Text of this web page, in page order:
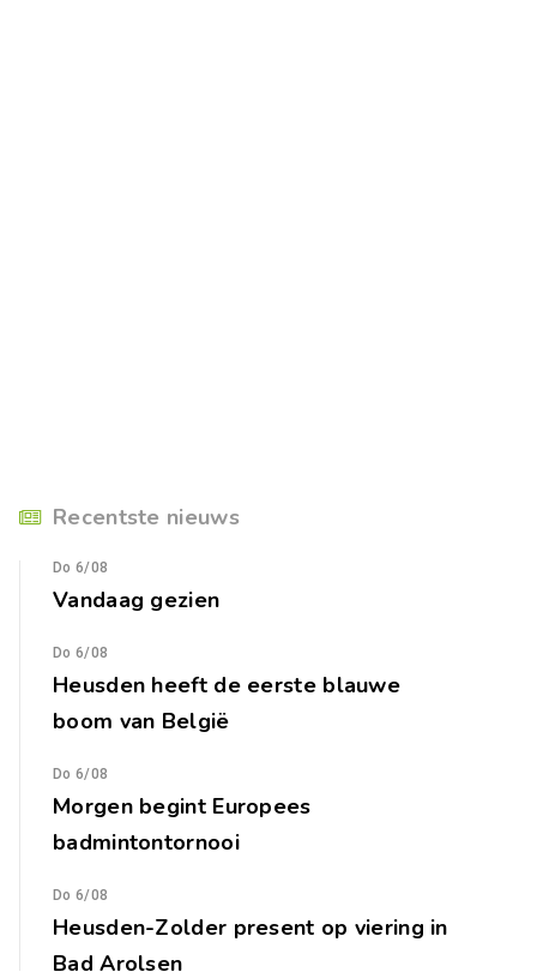
Recentste nieuws
Do 6/08
Vandaag gezien
Do 6/08
Heusden heeft de eerste blauwe
boom van België
Do 6/08
Morgen begint Europees
badmintontornooi
Do 6/08
Heusden-Zolder present op viering in
Bad Arolsen